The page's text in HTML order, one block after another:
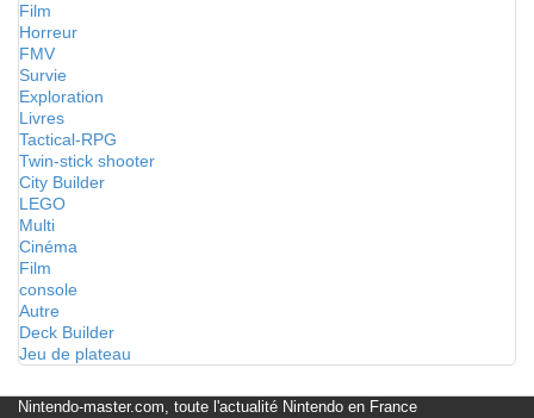
Film
Horreur
FMV
Survie
Exploration
Livres
Tactical-RPG
Twin-stick shooter
City Builder
LEGO
Multi
Cinéma
Film
console
Autre
Deck Builder
Jeu de plateau
Nintendo-master.com, toute l'actualité Nintendo en France